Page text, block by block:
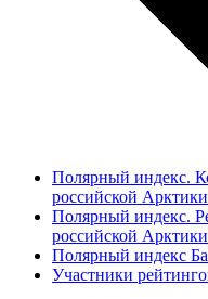
Полярный индекс.
российской Арктики
Полярный индекс.
российской Арктики
Полярный индекс
Участники